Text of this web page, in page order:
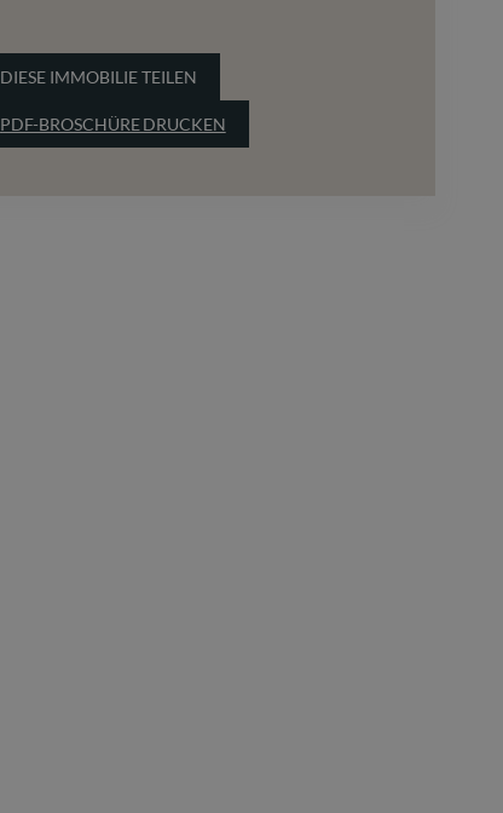
DIESE IMMOBILIE TEILEN
PDF-BROSCHÜRE DRUCKEN